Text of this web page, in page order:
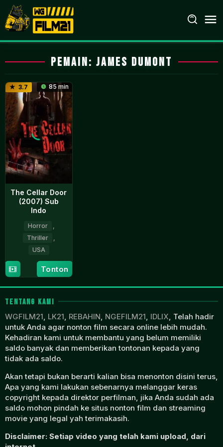
Loncat
ke
konten
Pemain: James DuMont
3.7 85 min
The Cellar Door
(2007) Sub
Indo
Horror
Thriller
USA
1
Jun
2007
Matt
Zettell
Tonton
TENTANG KAMI
WGFILM21, LK21, REBAHIN, NGEFILM21, IDLIX, Telah hadir
untuk Anda agar nonton film secara online lebih mudah.
Kehadiran kami untuk membantu yang belum memiliki
saldo banyak dan memberikan tontonan kepada yang
tidak ada saldo.
Akan tetapi bukan berarti kalian bisa menonton disini terus,
Apa yang kami lakukan sebenarnya melanggar keras
copyright kepada direktor perfilman, jika Anda sudah ada
saldo mohon pindah ke situs nonton film dan streaming
movie yang legal yah terimakasih.
Disclaimer: Setiap video yang telah kami upload, dari